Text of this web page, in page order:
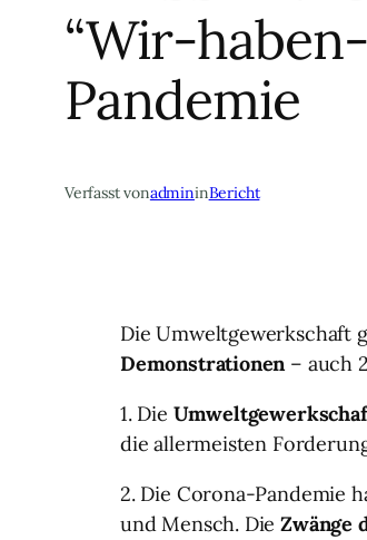
“Wir-
Pandemie
Verfasst vonadmininBericht
Die Umweltgewerkschaft
Demonstrationen– auch
1. Die
die allermeisten
2. Die Corona-Pandemie
und Mensch. Die Zwänge